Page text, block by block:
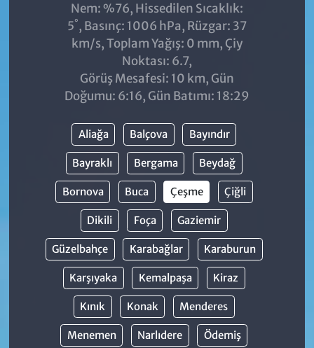
Nem: %76, Hissedilen Sıcaklık:
5°, Basınç: 1006 hPa, Rüzgar: 37
km/s, Toplam Yağış: 0 mm, Çiy
Noktası: 6.7,
Görüş Mesafesi: 10 km, Gün
Doğumu: 6:16, Gün Batımı: 18:29
Aliağa Balçova Bayındır
Bayraklı Bergama Beydağ
Bornova Buca Çeşme Çiğli
Dikili Foça Gaziemir
Güzelbahçe Karabağlar Karaburun
Karşıyaka Kemalpaşa Kiraz
Kınık Konak Menderes
Menemen Narlıdere Ödemiş